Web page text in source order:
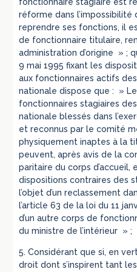
réforme dans
reprendre ses fonctions, il
de fonctionnaire titulaire,
administration d’origine » ;
9 mai 1995 fixant les
aux fonctionnaires actifs
nationale dispose que : »
fonctionnaires stagiaires
nationale blessés dans
et reconnus par le comité
physiquement inaptes à la
peuvent, après avis de la
paritaire du corps
dispositions contraires des
l’objet d’un reclassement
l’article 63 de la loi du 11
d’un autre corps de
du ministre de l’intérieur » ;
5. Considérant que si, en
droit dont s’inspirent tant